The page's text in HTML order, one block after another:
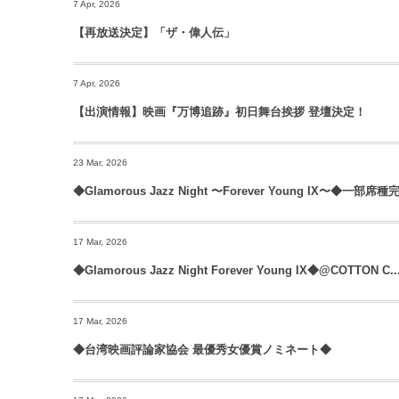
7 Apr, 2026
【再放送決定】「ザ・偉人伝」
7 Apr, 2026
【出演情報】映画『万博追跡』初日舞台挨拶 登壇決定！
23 Mar, 2026
◆Glamorous Jazz Night 〜Forever Young IX〜◆一部席種
17 Mar, 2026
◆Glamorous Jazz Night Forever Young IX◆@COTTON C...
17 Mar, 2026
◆台湾映画評論家協会 最優秀女優賞ノミネート◆